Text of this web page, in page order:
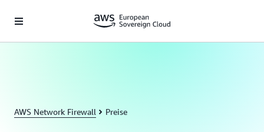
AWS Network Firewall Preise